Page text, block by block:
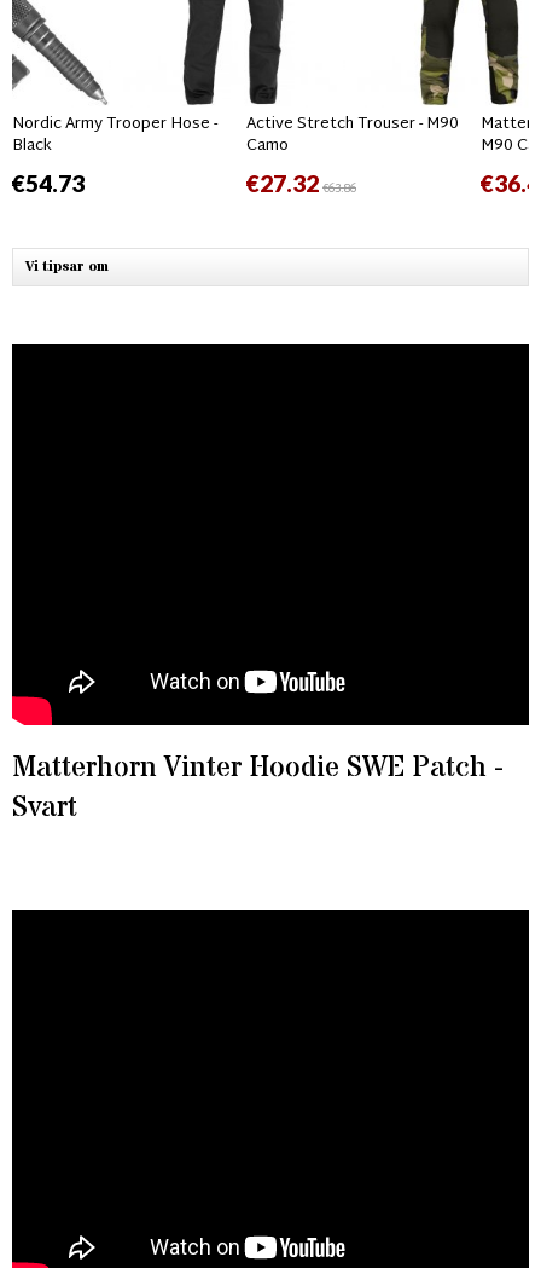
Nordic Army Trooper Hose -
Black
€54.73
Active Stretch Trouser - M90
Camo
€27.32€63.86
M90
Vi tipsar om
Matterhorn Vinter Hoodie SWE Patch -
Svart